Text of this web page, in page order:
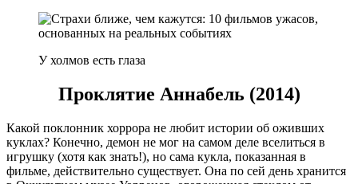
У холмов есть глаза
Проклятие Аннабель (2014)
Какой поклонник хоррора не любит истории об оживших
куклах? Конечно, демон не мог на самом деле вселиться в
игрушку (хотя как знать!), но сама кукла, показанная в
фильме, действительно существует. Она по сей день хранится